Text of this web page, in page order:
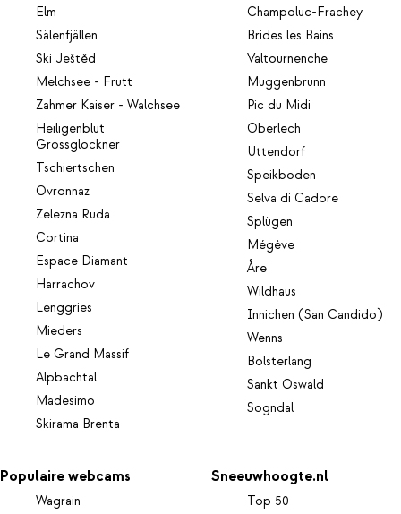
Elm
Sälenfjällen
Ski Ještěd
Melchsee - Frutt
Zahmer Kaiser - Walchsee
Heiligenblut
Grossglockner
Tschiertschen
Ovronnaz
Zelezna Ruda
Cortina
Espace Diamant
Harrachov
Lenggries
Mieders
Le Grand Massif
Alpbachtal
Madesimo
Skirama Brenta
Champoluc-Frachey
Brides les Bains
Valtournenche
Muggenbrunn
Pic du Midi
Oberlech
Uttendorf
Speikboden
Selva di Cadore
Splügen
Mégève
Åre
Wildhaus
Innichen (San Candido)
Wenns
Bolsterlang
Sankt Oswald
Sogndal
Populaire webcams
Wagrain
Sneeuwhoogte.nl
Top 50